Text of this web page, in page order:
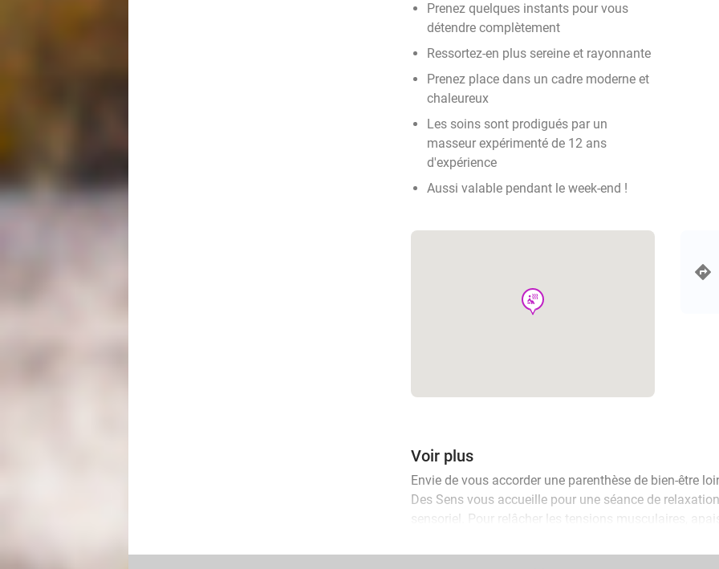
Prenez quelques instants pour vous
détendre complètement
Ressortez-en plus sereine et rayonnante
Prenez place dans un cadre moderne et
chaleureux
Les soins sont prodigués par un
masseur expérimenté de 12 ans
d'expérience
Aussi valable pendant le week-end !
wellness
Voir plus
Envie de vous accorder une parenthèse de bien-être
Des Sens vous accueille pour une séance de
sensoriel. Pour relâcher les tensions musculaires,
massage harmonisant (90 min). Et pour rééquilibrer